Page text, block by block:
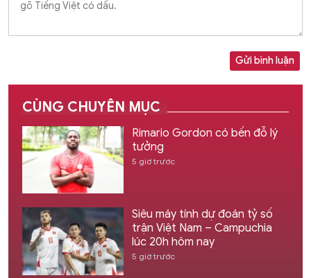
Gửi bình luận
CÙNG CHUYÊN MỤC
Rimario Gordon có bến đỗ lý
tưởng
5 giờ trước
Siêu máy tính dự đoán tỷ số
trận Việt Nam – Campuchia
lúc 20h hôm nay
5 giờ trước